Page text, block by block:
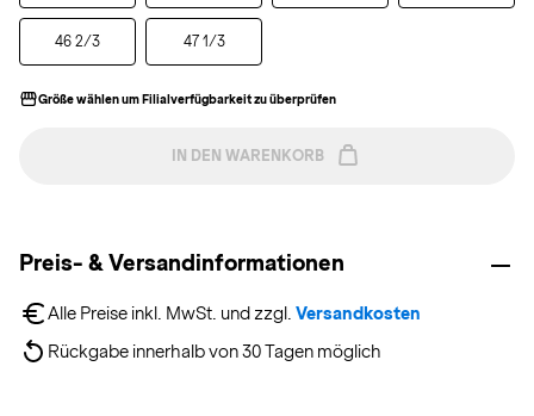
46 2/3 47 1/3
Größe wählen um Filialverfügbarkeit zu überprüfen
IN DEN WARENKORB
Preis- & Versandinformationen
Alle Preise inkl. MwSt. und zzgl. Versandkosten
Rückgabe innerhalb von 30 Tagen möglich